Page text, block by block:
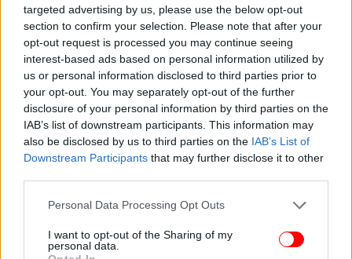
targeted advertising by us, please use the below opt-out
section to confirm your selection. Please note that after your
opt-out request is processed you may continue seeing
interest-based ads based on personal information utilized by
us or personal information disclosed to third parties prior to
your opt-out. You may separately opt-out of the further
disclosure of your personal information by third parties on the
IAB’s list of downstream participants. This information may
also be disclosed by us to third parties on the IAB’s List of
Downstream Participants that may further disclose it to other
Please note that this website/app uses one or more Google
not limited to your visit or usage behaviour. You may click to
grant or deny consent to Google and its third-party tags to
Personal Data Processing Opt Outs
I want to opt-out of the Sharing of my
personal data.